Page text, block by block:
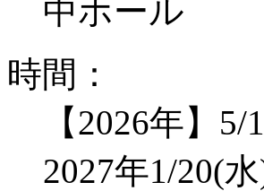
中ホール
時間：
【2026年】
2027年1/20(